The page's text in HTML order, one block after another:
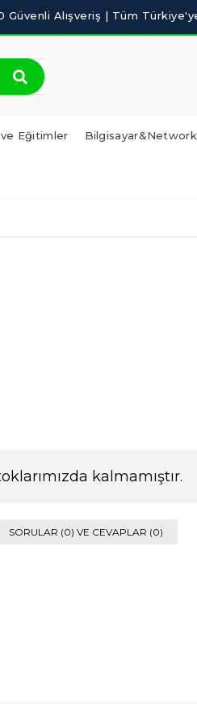
ve Eğitimler Bilgisayar&Network
kalmamıştır.
SORULAR (0) VE CEVAPLAR (0)